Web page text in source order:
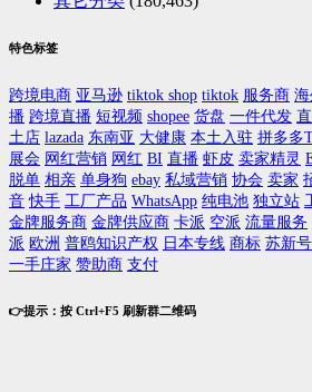
特色标签
跨境电商 亚马逊 tiktok shop tiktok 服务商
播 跨境直播 短视频 shopee 货盘 一件代发
土店 lazada 东南亚 大健康 本土入驻 拼多多
展会 网红营销 网红 BI 直播 虾皮 卖家精灵
脱单 相亲 单身狗 ebay 私域营销 协会 卖家
音 快手 工厂产品 WhatsApp 纯电池 独立站
金牌服务商 金牌供应商 卡派 空派 流量服务
派 欧洲 普鸥知识产权 日本专线 商标 苏新
一手庄家 赞助商 支付
👉提示：按 Ctrl+F5 刷新群二维码